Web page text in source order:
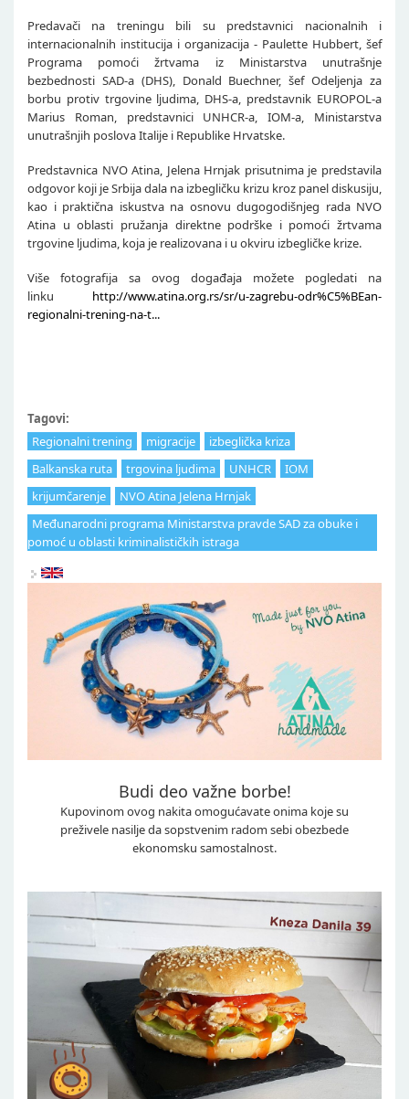
Predavači na treningu bili su predstavnici nacionalnih i
internacionalnih institucija i organizacija - Paulette Hubbert, šef
Programa pomoći žrtvama iz Ministarstva unutrašnje
bezbednosti SAD-a (DHS), Donald Buechner, šef Odeljenja za
borbu protiv trgovine ljudima, DHS-a, predstavnik EUROPOL-a
Marius Roman, predstavnici UNHCR-a, IOM-a, Ministarstva
unutrašnjih poslova Italije i Republike Hrvatske.
Predstavnica NVO Atina, Jelena Hrnjak prisutnima je predstavila
odgovor koji je Srbija dala na izbegličku krizu kroz panel diskusiju,
kao i praktična iskustva na osnovu dugogodišnjeg rada NVO
Atina u oblasti pružanja direktne podrške i pomoći žrtvama
trgovine ljudima, koja je realizovana i u okviru izbegličke krize.
Više fotografija sa ovog događaja možete pogledati na
linku http://www.atina.org.rs/sr/u-zagrebu-odr%C5%BEan-
regionalni-trening-na-t...
Tagovi:
Regionalni trening
migracije
izbeglička kriza
Balkanska ruta
trgovina ljudima UNHCR
IOM
krijumčarenje
NVO Atina Jelena Hrnjak
Međunarodni programa Ministarstva pravde SAD za obuke i
pomoć u oblasti kriminalističkih istraga
Budi deo važne borbe!
Kupovinom ovog nakita omogućavate onima koje su
preživele nasilje da sopstvenim radom sebi obezbede
ekonomsku samostalnost.